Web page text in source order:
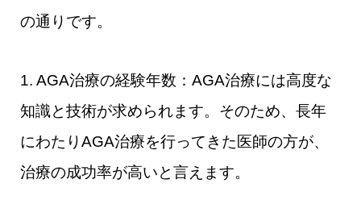
の通りです。
1. AGA治療の経験年数：AGA治療には高度な
知識と技術が求められます。そのため、長年
にわたりAGA治療を行ってきた医師の方が、
治療の成功率が高いと言えます。